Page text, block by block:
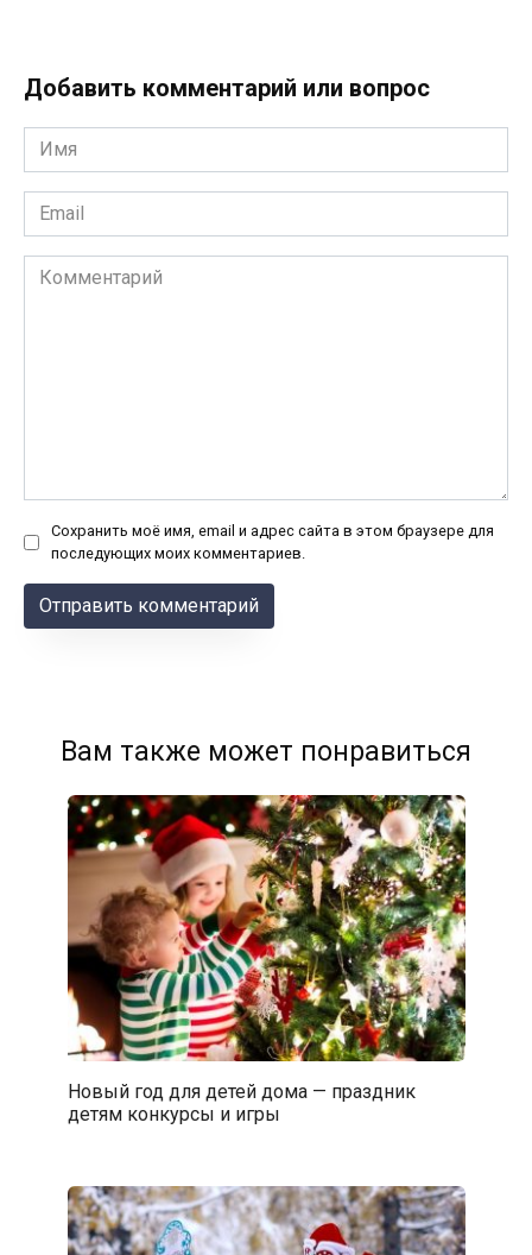
Добавить комментарий или вопрос
Имя
*
Email
*
Комментарий
Сохранить моё имя, email и адрес сайта в этом браузере для
последующих моих комментариев.
Вам также может понравиться
Новый год для детей дома — праздник
детям конкурсы и игры